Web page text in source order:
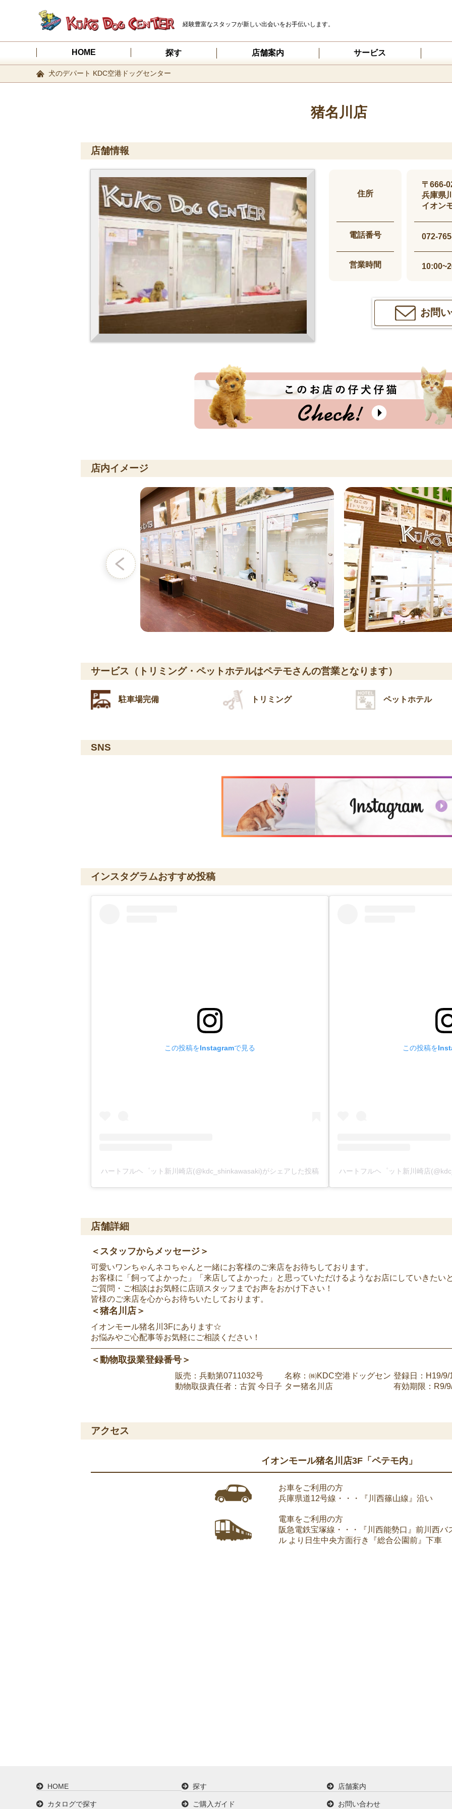
経験豊富なスタッフが新しい出会いをお手伝いします。
HOME 探す 店舗案内 サービス
犬のデパート KDC空港ドッグセンター
猪名川店
店舗情報
住所
〒666-
兵庫県
イオン
電話番号 072-
営業時間
お問
店内イメージ
サービス（トリミング・ペットホテルはペテモさんの営業となります）
駐車場完備 トリミング ペットホテル
SNS
インスタグラムおすすめ投稿
この投稿をInstagramで見る
ハートフルヘ゜ット新川崎店(@kdc_shinkawasaki)がシェアした投稿
この投稿を
ハートフルヘ゜ット新川崎店
店舗詳細
＜スタッフからメッセージ＞
可愛いワンちゃんネコちゃんと一緒にお客様のご来店をお待ちしております。
お客様に「飼ってよかった」「来店してよかった」と思っていただけるようなお店にしていきたい
ご質問・ご相談はお気軽に店頭スタッフまでお声をおかけ下さい！
皆様のご来店を心からお待ちいたしております。
＜猪名川店＞
イオンモール猪名川3Fにあります☆
お悩みやご心配事等お気軽にご相談ください！
＜動物取扱業登録番号＞
販売：兵動第0711032号
動物取扱責任者：古賀 今日子
名称：㈱KDC空港ドッグセン
ター猪名川店
登録日：H19/9/
有効期限：R9/
アクセス
イオンモール猪名川店3F「ペテモ内」
お車をご利用の方
兵庫県道12号線・・・『川西篠山線』沿い
電車をご利用の方
阪急電鉄宝塚線・・・『川西能勢口』前川西バ
ル より日生中央方面行き『総合公園前』下車
HOME 探す 店舗案内
カタログで探す ご購入ガイド お問い合わせ